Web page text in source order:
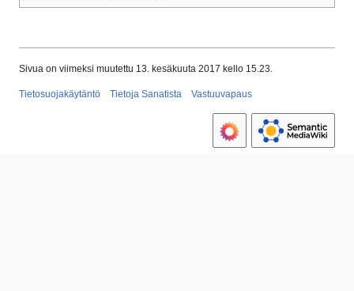
Sivua on viimeksi muutettu 13. kesäkuuta 2017 kello 15.23.
Tietosuojakäytäntö Tietoja Sanatista Vastuuvapaus